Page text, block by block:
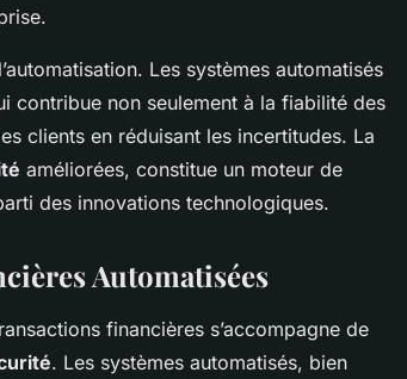
Les systèmes automatisés
contribue non seulement à la fiabilité des
clients en réduisant les incertitudes. La
améliorées, constitue un moteur de
des innovations technologiques.
Automatisées
financières s’accompagne de
. Les systèmes automatisés, bien